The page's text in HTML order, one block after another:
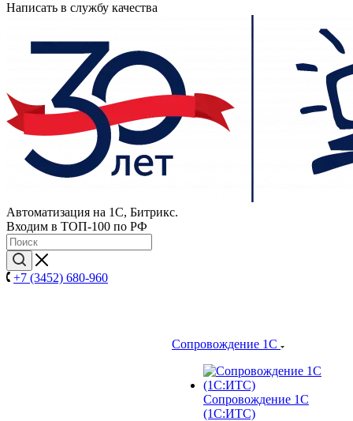
Написать в службу качества
Автоматизация на 1С, Битрикс.
Входим в ТОП-100 по РФ
+7 (3452) 680-960
Сопровождение 1С
Сопровождение 1С
(1С:ИТС)